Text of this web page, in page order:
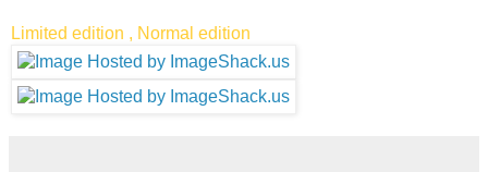
Limited edition , Normal edition